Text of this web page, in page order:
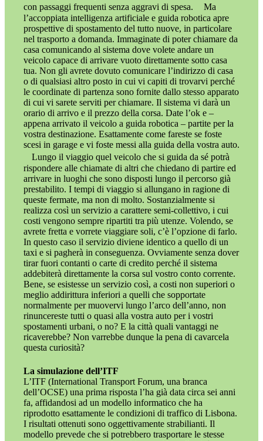
con passaggi frequenti senza aggravi di spesa. Ma
l’accoppiata intelligenza artificiale e guida robotica apre
prospettive di spostamento del tutto nuove, in particolare
nel trasporto a domanda. Immaginate di poter chiamare da
casa comunicando al sistema dove volete andare un
veicolo capace di arrivare vuoto direttamente sotto casa
tua. Non gli avrete dovuto comunicare l’indirizzo di casa
o di qualsiasi altro posto in cui vi capiti di trovarvi perché
le coordinate di partenza sono fornite dallo stesso apparato
di cui vi sarete serviti per chiamare. Il sistema vi darà un
orario di arrivo e il prezzo della corsa. Date l’ok e –
appena arrivato il veicolo a guida robotica – partite per la
vostra destinazione. Esattamente come fareste se foste
scesi in garage e vi foste messi alla guida della vostra auto.
Lungo il viaggio quel veicolo che si guida da sé potrà
rispondere alle chiamate di altri che chiedano di partire ed
arrivare in luoghi che sono disposti lungo il percorso già
prestabilito. I tempi di viaggio si allungano in ragione di
queste fermate, ma non di molto. Sostanzialmente si
realizza così un servizio a carattere semi-collettivo, i cui
costi vengono sempre ripartiti tra più utenze. Volendo, se
avrete fretta e vorrete viaggiare soli, c’è l’opzione di farlo.
In questo caso il servizio diviene identico a quello di un
taxi e si pagherà in conseguenza. Ovviamente senza dover
tirar fuori contanti o carte di credito perché il sistema
addebiterà direttamente la corsa sul vostro conto corrente.
Bene, se esistesse un servizio così, a costi non superiori o
meglio addirittura inferiori a quelli che sopportate
normalmente per muovervi lungo l’arco dell’anno, non
rinuncereste tutti o quasi alla vostra auto per i vostri
spostamenti urbani, o no? E la città quali vantaggi ne
ricaverebbe? Non varrebbe dunque la pena di cavarcela
questa curiosità?
La simulazione dell’ITF
L’ITF (International Transport Forum, una branca
dell’OCSE) una prima risposta l’ha già data circa sei anni
fa, affidandosi ad un modello informatico che ha
riprodotto esattamente le condizioni di traffico di Lisbona.
I risultati ottenuti sono oggettivamente strabilianti. Il
modello prevede che si potrebbero trasportare le stesse